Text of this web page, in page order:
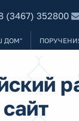
(3467) 352800
ДОМ"